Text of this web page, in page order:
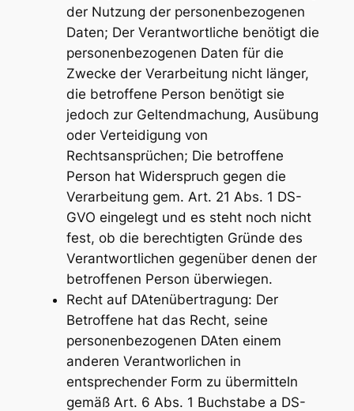
der Nutzung der personenbezogenen
Daten; Der Verantwortliche benötigt die
personenbezogenen Daten für die
Zwecke der Verarbeitung nicht länger,
die betroffene Person benötigt sie
jedoch zur Geltendmachung, Ausübung
oder Verteidigung von
Rechtsansprüchen; Die betroffene
Person hat Widerspruch gegen die
Verarbeitung gem. Art. 21 Abs. 1 DS-
GVO eingelegt und es steht noch nicht
fest, ob die berechtigten Gründe des
Verantwortlichen gegenüber denen der
betroffenen Person überwiegen.
Recht auf DAtenübertragung: Der
Betroffene hat das Recht, seine
personenbezogenen DAten einem
anderen Verantworlichen in
entsprechender Form zu übermitteln
gemäß Art. 6 Abs. 1 Buchstabe a DS-